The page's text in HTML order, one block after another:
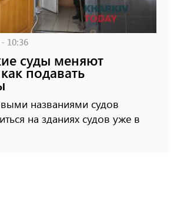
10:36
суды меняют
подавать
названиями судов
на зданиях судов уже в